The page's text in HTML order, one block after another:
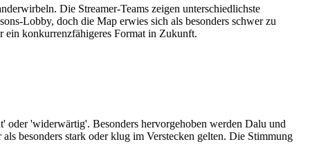
Die Streamer-Teams zeigen unterschiedlichste
Lobby, doch die Map erwies sich als besonders schwer zu
ein konkurrenzfähigeres Format in Zukunft.
oder 'widerwärtig'. Besonders hervorgehoben werden Dalu und
besonders stark oder klug im Verstecken gelten. Die Stimmung